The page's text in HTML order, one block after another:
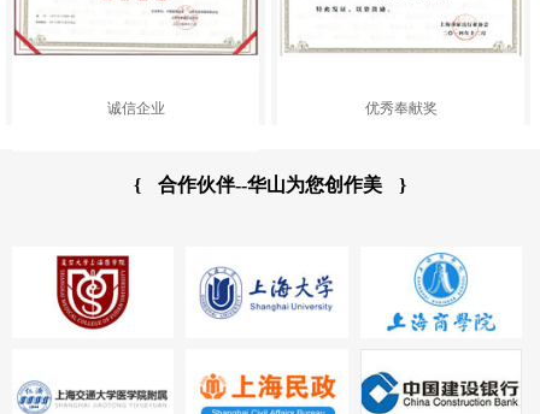
诚信企业 优秀奉献奖
{ 合作伙伴--华山为您创作美 }